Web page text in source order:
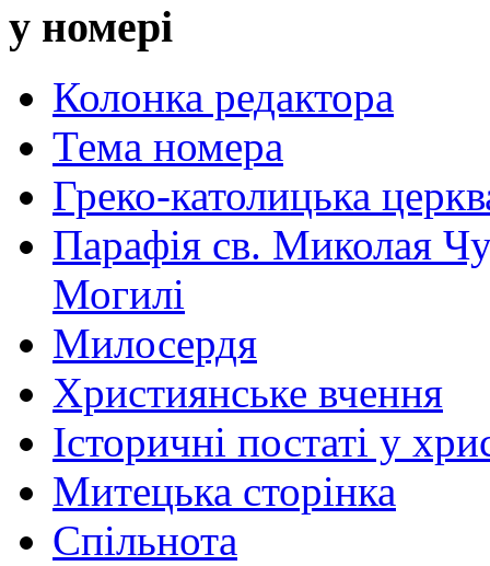
у номері
Колонка редактора
Тема номера
Греко-католицька
Парафія св. Миколая
Могилі
Милосердя
Християнське вчення
Історичні постаті у
Митецька сторінка
Спільнота